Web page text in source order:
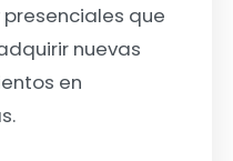
presenciales que
nuevas
en